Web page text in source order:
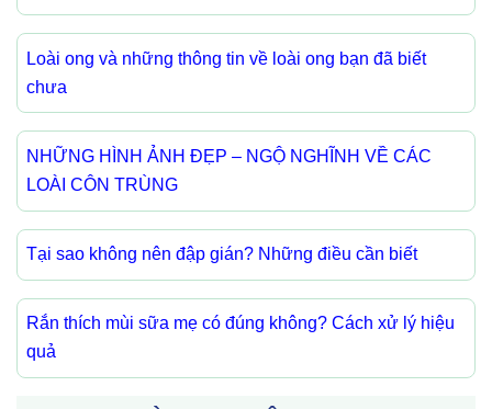
Loài ong và những thông tin về loài ong bạn đã biết
chưa
NHỮNG HÌNH ẢNH ĐẸP – NGỘ NGHĨNH VỀ CÁC
LOÀI CÔN TRÙNG
Tại sao không nên đập gián? Những điều cần biết
Rắn thích mùi sữa mẹ có đúng không? Cách xử lý hiệu
quả